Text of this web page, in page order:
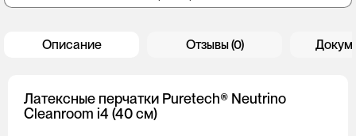
Описание Отзывы (0)
Латексные перчатки Puretech® Neutrino
Cleanroom i4 (40 см)